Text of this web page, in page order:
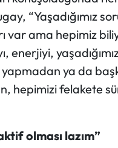
“Yaşadığımız
var ama hepimiz
enerjiyi,
ya da
hepimizi felakete
olması lazım”